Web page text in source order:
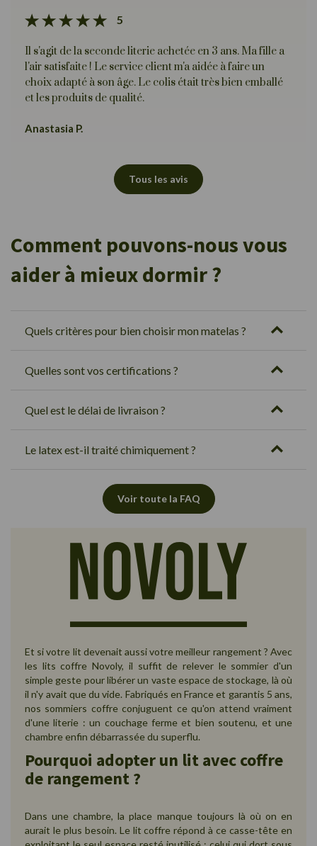
5
Il s'agit de la seconde literie achetée en 3 ans. Ma fille a
l'air satisfaite ! Le service client m'a aidée à faire un
choix adapté à son âge. Le colis était très bien emballé
et les produits de qualité.
Anastasia P.
Tous les avis
Comment pouvons-nous vous
aider à mieux dormir ?
Quels critères pour bien choisir mon matelas ?
Quelles sont vos certifications ?
Quel est le délai de livraison ?
Le latex est-il traité chimiquement ?
Voir toute la FAQ
Et si votre lit devenait aussi votre meilleur rangement ? Avec
les lits coffre Novoly, il suffit de relever le sommier d'un
simple geste pour libérer un vaste espace de stockage, là où
il n'y avait que du vide. Fabriqués en France et garantis 5 ans,
nos sommiers coffre conjuguent ce qu'on attend vraiment
d'une literie : un couchage ferme et bien soutenu, et une
chambre enfin débarrassée du superflu.
Pourquoi adopter un lit avec coffre
de rangement ?
Dans une chambre, la place manque toujours là où on en
aurait le plus besoin. Le lit coffre répond à ce casse-tête en